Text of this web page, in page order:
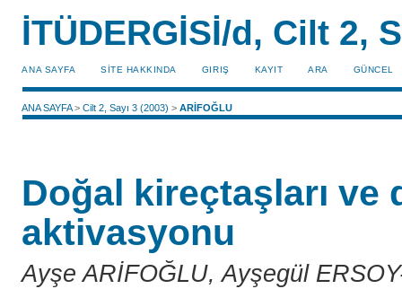
İTÜDERGİSİ/d, Cilt 2,
ANA SAYFA SİTE HAKKINDA GIRIŞ KAYIT ARA GÜNCEL
ANA SAYFA>Cilt 2, Sayı 3 (2003) >ARİFOĞLU
Doğal kireçtaşları ve
aktivasyonu
Ayşe ARİFOĞLU, Ayşegül